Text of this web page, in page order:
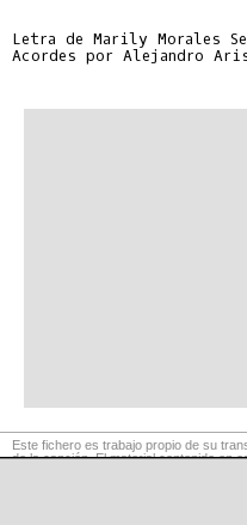
Letra de Marily Morales
Acordes por Alejandro
Este fichero es trabajo propio de su
de la canción. El material contenido en